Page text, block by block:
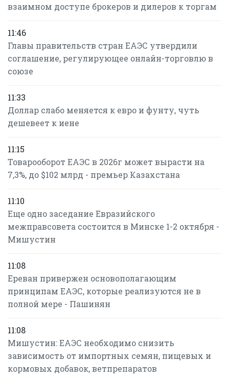
взаимном доступе брокеров и дилеров к торгам
11:46
Главы правительств стран ЕАЭС утвердили
соглашение, регулирующее онлайн-торговлю в
союзе
11:33
Доллар слабо меняется к евро и фунту, чуть
дешевеет к иене
11:15
Товарооборот ЕАЭС в 2026г может вырасти на
7,3%, до $102 млрд - премьер Казахстана
11:10
Еще одно заседание Евразийского
межправсовета состоится в Минске 1-2 октября -
Мишустин
11:08
Ереван привержен основополагающим
принципам ЕАЭС, которые реализуются не в
полной мере - Пашинян
11:08
Мишустин: ЕАЭС необходимо снизить
зависимость от импортных семян, пищевых и
кормовых добавок, ветпрепаратов